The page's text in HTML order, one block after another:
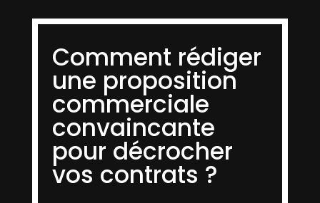
Comment rédiger
une proposition
commerciale
convaincante
pour décrocher
vos contrats ?